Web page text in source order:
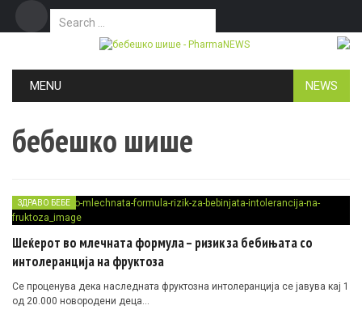
Search for:
MENU NEWS
бебешко шише
ЗДРАВО БЕБЕ
Шеќерот во млечната формула – ризик за бебињата со
интолеранција на фруктоза
Се проценува дека наследната фруктозна интолеранција се јавува кај 1
од 20.000 новородени деца…